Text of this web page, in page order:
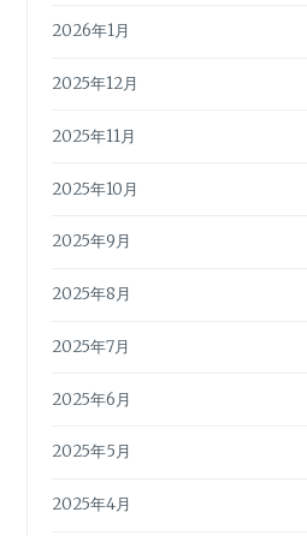
2026年1月
2025年12月
2025年11月
2025年10月
2025年9月
2025年8月
2025年7月
2025年6月
2025年5月
2025年4月